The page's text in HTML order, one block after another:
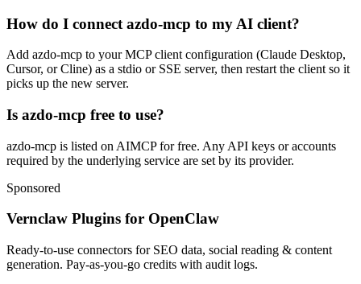
How do I connect azdo-mcp to my AI client?
Add azdo-mcp to your MCP client configuration (Claude Desktop,
Cursor, or Cline) as a stdio or SSE server, then restart the client so it
picks up the new server.
Is azdo-mcp free to use?
azdo-mcp is listed on AIMCP for free. Any API keys or accounts
required by the underlying service are set by its provider.
Sponsored
Vernclaw Plugins for OpenClaw
Ready-to-use connectors for SEO data, social reading & content
generation. Pay-as-you-go credits with audit logs.